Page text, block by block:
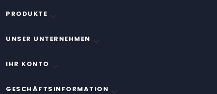
PRODUKTE
UNSER UNTERNEHMEN
IHR KONTO
GESCHÄFTSINFORMATION